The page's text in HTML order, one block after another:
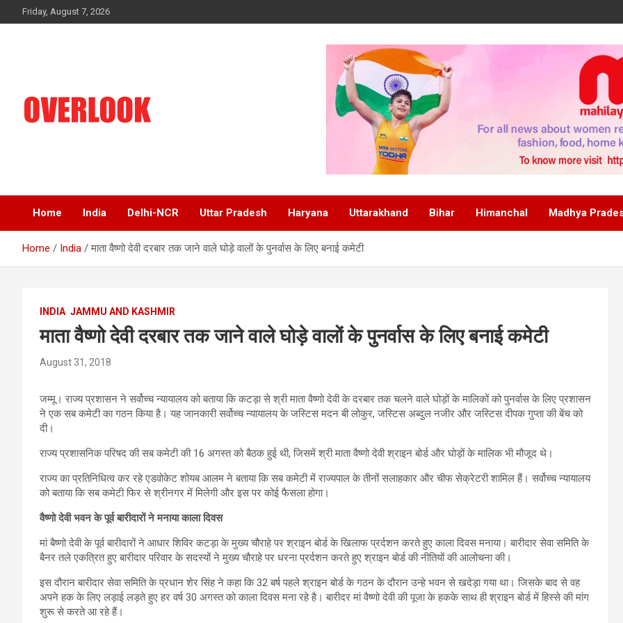
to
Friday, August 7, 2026
Home India Delhi-NCR Uttar Pradesh Haryana Uttarakhand Bihar Himanchal Madhya
Home India माता वैष्णो देवी दरबार तक जाने वाले घोड़े वालों के पुनर्वास के लिए बनाई कमेटी
INDIA JAMMU AND KASHMIR
माता वैष्णो देवी दरबार तक जाने वाले घोड़े वालों के पुनर्वास के लिए बनाई कमेटी
August 31, 2018
जम्मू। राज्य प्रशासन ने सर्वोच्च न्यायालय को बताया कि कटड़ा से श्री माता वैष्णो देवी के दरबार तक चलने वाले घोड़ों के मालिकों को पुनर्वास के लिए प्रशासन
ने एक सब कमेटी का गठन किया है। यह जानकारी सर्वोच्च न्यायालय के जस्टिस मदन बी लोकुर, जस्टिस अब्दुल नजीर और जस्टिस दीपक गुप्ता की बेंच को
दी।
राज्य प्रशासनिक परिषद की सब कमेटी की 16 अगस्त को बैठक हुई थी, जिसमें श्री माता वैष्णो देवी श्राइन बोर्ड और घोड़ों के मालिक भी मौजूद थे।
राज्य का प्रतिनिधित्व कर रहे एडवोकेट शोयब आलम ने बताया कि सब कमेटी में राज्यपाल के तीनों सलाहकार और चीफ सेक्रेटरी शामिल हैं। सर्वोच्च न्यायालय
को बताया कि सब कमेटी फिर से श्रीनगर में मिलेगी और इस पर कोई फैसला होगा।
वैष्णो देवी भवन के पूर्व बारीदारों ने मनाया काला दिवस
मां बैष्णो देवी के पूर्व बारीदारों ने आधार शिविर कटड़ा के मुख्य चौराहे पर श्राइन बोर्ड के खिलाफ प्रर्दशन करते हुए काला दिवस मनाया। बारीदार सेवा समिति के
बैनर तले एकत्रित हुए बारीदार परिवार के सदस्यों ने मुख्य चौराहे पर धरना प्रर्दशन करते हुए श्राइन बोर्ड की नीतियों की आलोचना की।
इस दौरान बारीदार सेवा समिति के प्रधान शेर सिंह ने कहा कि 32 बर्ष पहले श्राइन बोर्ड के गठन के दौरान उन्हे भवन से खदेड़ा गया था। जिसके बाद से वह
अपने हक के लिए लड़ाई लड़ते हुए हर वर्ष 30 अगस्त को काला दिवस मना रहे है। बारीदर मां वैष्णो देवी की पूजा के हकके साथ ही श्राइन बोर्ड में हिस्से की मांग
शुरू से करते आ रहे हैं।